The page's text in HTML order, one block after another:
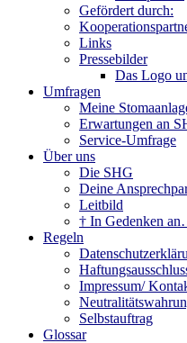
Gefördert durch:
Links
Pressebilder
Das Logo
Umfragen
Meine
Erwartungen an
Service-Umfrage
Über uns
Die SHG
Deine
Leitbild
† In Gedenken
Regeln
Impressum/
Selbstauftrag
Glossar